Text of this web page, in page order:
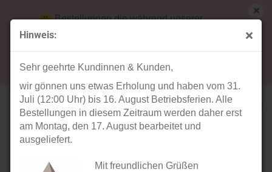
Hinweis:
Sehr geehrte Kundinnen & Kunden,
wir gönnen uns etwas Erholung und haben vom 31.
Juli (12:00 Uhr) bis 16. August Betriebsferien. Alle
Bestellungen in diesem Zeitraum werden daher erst
am Montag, den 17. August bearbeitet und
ausgeliefert.
Mit freundlichen Grüßen
Bestellungen die während unserer
Betriebsferien (31. Juli ab 12:00 Uhr bis 16.
Artikel in dieser Kategorie
Injektionsarm